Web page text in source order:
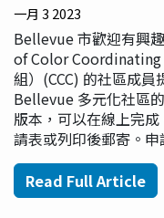
一月 3 2023
Bellevue 市歡迎有興
of Color Coordinating
組）(CCC) 的社區成
Bellevue 多元化社區
版本，可以在線上完
請表或列印後郵寄。申
Read Full Article